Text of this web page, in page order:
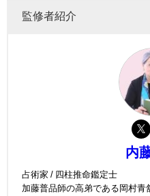
監修者紹介
内
占術家 / 四柱推命鑑定士
加藤普品師の高弟である岡村青